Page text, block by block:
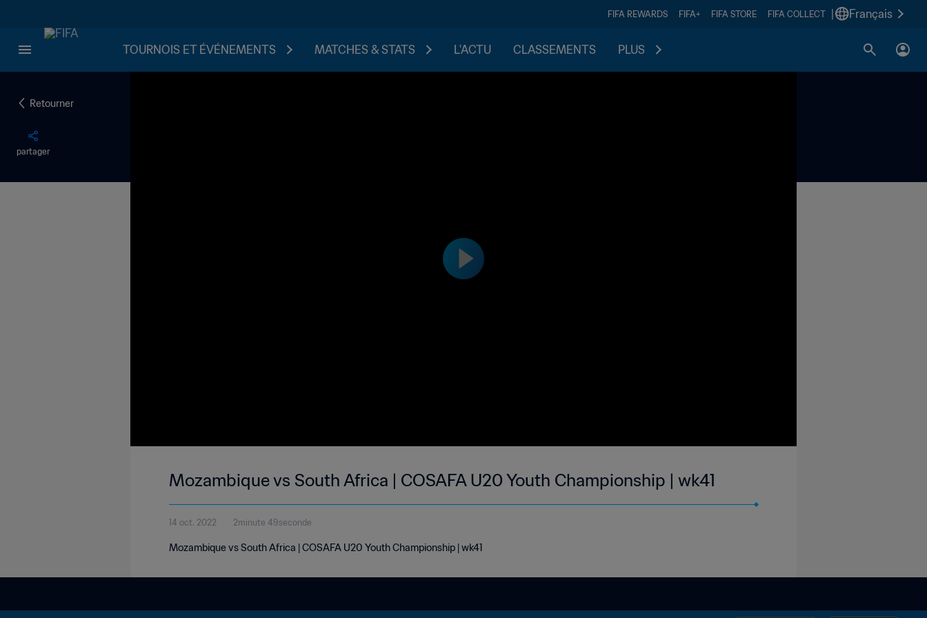
FIFA REWARDS FIFA+ FIFA STORE FIFA COLLECT Français
TOURNOIS ET ÉVÉNEMENTS MATCHES & STATS L'ACTU CLASSEMENTS PLUS
Retourner
partager
Mozambique vs South Africa | COSAFA U20 Youth Championship | wk41
14 oct. 2022 2minute 49seconde
Mozambique vs South Africa | COSAFA U20 Youth Championship | wk41